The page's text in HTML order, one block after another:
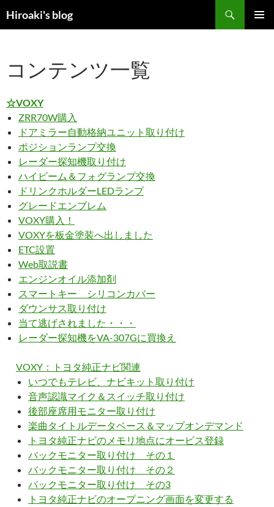
ン
キ
ッ
プ
Hiroaki's blog
索
コンテンツ一覧
☆VOXY
ZRR70W購入
ドアミラー自動格納ユニット取り付け
ポジションランプ交換
レーダー探知機取り付け
ハイビーム＆フォグランプ交換
ドリンクホルダーLEDランプ
グレードエンブレム
VOXY購入！
VOXYを板金塗装へ出しました
ETC設置
Web取説書
エンジンオイル添加剤
スマートキー シリコンカバー
ダウンサス取り付け
当て逃げされました・・・
レーダー探知機をVA-307Gに買換え
VOXY：トヨタ純正ナビ関連
いつでもテレビ、ナビキット取り付け
音声認識マイク＆スイッチ取り付け
後部座席用モニター取り付け
楽曲タイトルデータベース＆マップオンデマンド
トヨタ純正ナビのメモリ地点にオービス登録
バックモニター取り付け その１
バックモニター取り付け その２
バックモニター取り付け その3
トヨタ純正ナビのオープニング画面を変更する